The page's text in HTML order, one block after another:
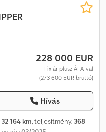
228 000 EUR
Fix ár plusz ÁFA-val
(273 600 EUR bruttó)
Hívás
32 164 km, teljesítmény: 368